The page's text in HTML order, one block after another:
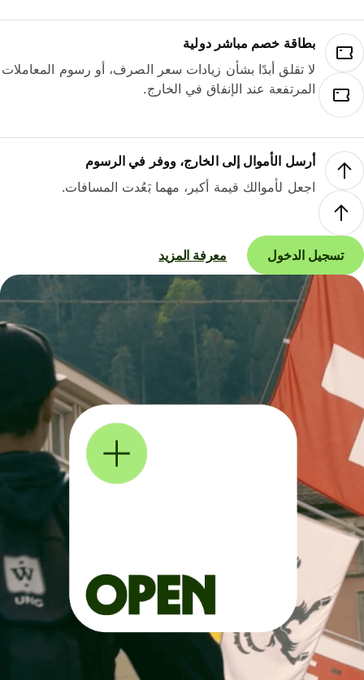
بطاقة خصم مباشر دولية
لا تقلق أبدًا بشأن زيادات سعر الصرف، أو رسوم المعاملات
المرتفعة عند الإنفاق في الخارج.
أرسل الأموال إلى الخارج، ووفر في الرسوم
اجعل لأموالك قيمة أكبر، مهما بَعُدت المسافات.
تسجيل الدخول معرفة المزيد